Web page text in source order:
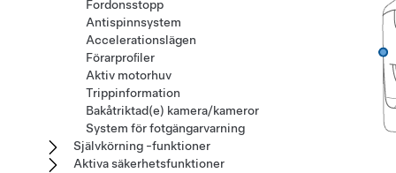
Fordonsstopp
Antispinnsystem
Accelerationslägen
Förarproﬁler
Aktiv motorhuv
Trippinformation
Bakåtriktad(e) kamera/kameror
System för fotgängarvarning
Självkörning -funktioner
Aktiva säkerhetsfunktioner